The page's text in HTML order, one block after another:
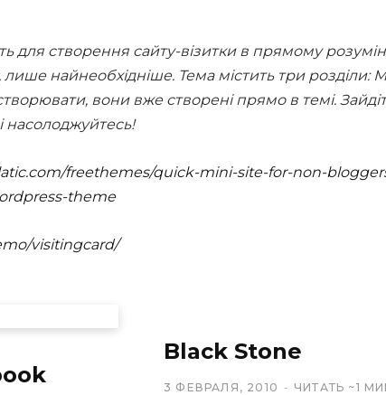
для створення сайту-візитки в прямому
лише найнеобхідніше. Тема містить три розділи:
вони вже створені прямо в темі.
насолоджуйтесь!
freethemes/quick-mini-site-for-non-
theme
visitingcard/
Black Stone
3 ФЕВРАЛЯ, 2010 ЧИТАТЬ ~1